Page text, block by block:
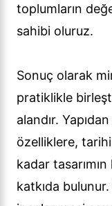
toplumların
sahibi oluruz.
Sonuç olarak
pratiklikle
alandır.
özelliklere,
kadar
katkıda